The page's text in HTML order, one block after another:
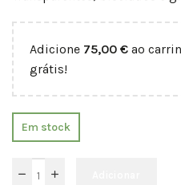
Adicione 75,00 € ao
grátis!
Em stock